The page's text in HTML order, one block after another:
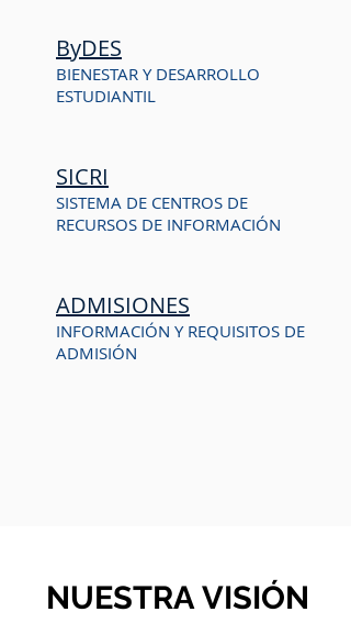
ByDES
BIENESTAR Y DESARROLLO
ESTUDIANTIL
SICRI
SISTEMA DE CENTROS DE
RECURSOS DE INFORMACIÓN
ADMISIONES
INFORMACIÓN Y REQUISITOS DE
ADMISIÓN
NUESTRA VISIÓN